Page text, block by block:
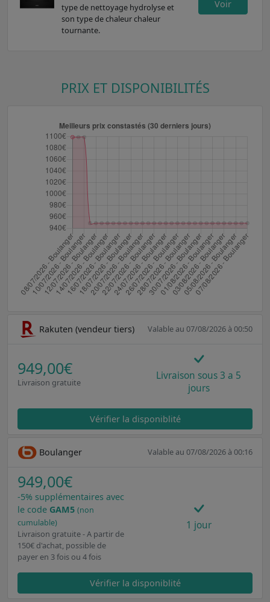
type de nettoyage hydrolyse et
son type de chaleur chaleur
tournante.
Voir
PRIX ET DISPONIBILITÉS
Rakuten (vendeur tiers) Valable au 07/08/2026 à 00:50
949,00€
Livraison gratuite
Livraison sous 3 a 5
jours
Vérifier la disponiblité
Boulanger Valable au 07/08/2026 à 00:16
949,00€
-5% supplémentaires avec
le code GAM5 (non
cumulable)
Livraison gratuite - A partir de
150€ d'achat, possible de
payer en 3 fois ou 4 fois
1 jour
Vérifier la disponiblité